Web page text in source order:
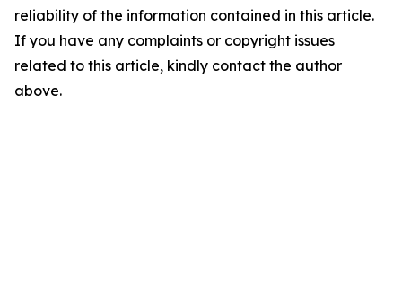
reliability of the information contained in this article.
If you have any complaints or copyright issues
related to this article, kindly contact the author
above.